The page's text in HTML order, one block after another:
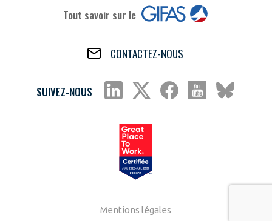
Tout savoir sur le
CONTACTEZ-NOUS
SUIVEZ-NOUS
Mentions légales